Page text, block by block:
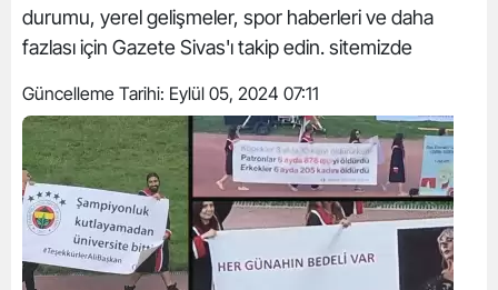
durumu, yerel gelişmeler, spor haberleri ve daha
fazlası için Gazete Sivas'ı takip edin. sitemizde
Güncelleme Tarihi: Eylül 05, 2024 07:11